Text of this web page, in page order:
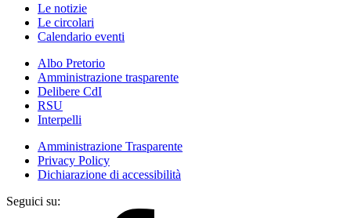
Le notizie
Le circolari
Calendario eventi
Albo Pretorio
Amministrazione trasparente
Delibere CdI
RSU
Interpelli
Amministrazione Trasparente
Privacy Policy
Dichiarazione di accessibilità
Seguici su: